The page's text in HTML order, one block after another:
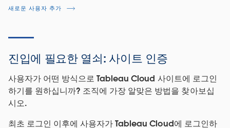
새로운 사용자 추가
진입에 필요한 열쇠: 사이트 인증
사용자가 어떤 방식으로 Tableau Cloud 사이트에 로그인
하기를 원하십니까? 조직에 가장 알맞은 방법을 찾아보십
시오.
최초 로그인 이후에 사용자가 Tableau Cloud에 로그인하